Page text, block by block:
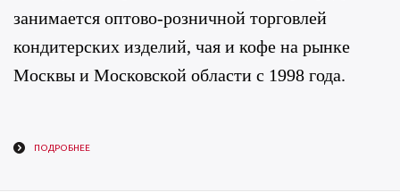
занимается оптово-розничной торговлей
кондитерских изделий, чая и кофе на рынке
Москвы и Московской области с 1998 года.
ПОДРОБНЕЕ